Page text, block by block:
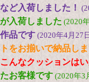
ど入荷しました！
入荷しました (2020
品です (2020年4月27
をお揃いで納品し
んなクッションは
お客様です (2020年3